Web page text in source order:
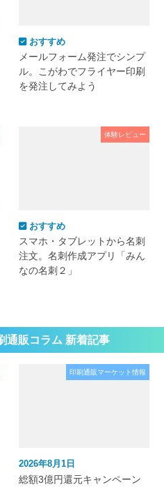
おすすめ
メールフォーム発注でシンプ
ル。こがわでフライヤー印刷
を発注してみよう
体験レビュー
おすすめ
スマホ・タブレットから名刺
注文。名刺作成アプリ「みん
なの名刺２」
通販コラム 新着記事
印刷通販マーケット情報
2026年8月1日
総額3億円還元キャンペーン